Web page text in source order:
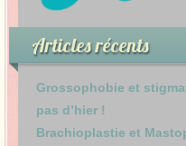
Articles récents
Grossophobie et
pas d’hier !
Brachioplastie et